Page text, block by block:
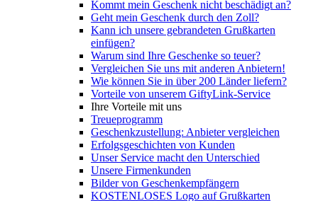
Kommt mein Geschenk nicht beschädigt an?
Geht mein Geschenk durch den Zoll?
Kann ich unsere gebrandeten Grußkarten
einfügen?
Warum sind Ihre Geschenke so teuer?
Vergleichen Sie uns mit anderen Anbietern!
Wie können Sie in über 200 Länder liefern?
Vorteile von unserem GiftyLink-Service
Ihre Vorteile mit uns
Treueprogramm
Geschenkzustellung: Anbieter vergleichen
Erfolgsgeschichten von Kunden
Unser Service macht den Unterschied
Unsere Firmenkunden
Bilder von Geschenkempfängern
KOSTENLOSES Logo auf Grußkarten